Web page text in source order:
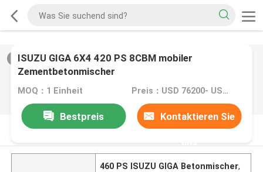
/0
ISUZU GIGA 6X4 420 PS 8CBM mobiler
Zementbetonmischer
MOQ：1 Einheit Preis：USD 76200- USD 85200/ UNIT
Bestpreis Kontaktieren Sie
PRODUKT-BESCHREIBUNG
460 PS ISUZU GIGA Betonmischer,